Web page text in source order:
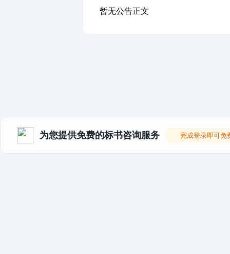
暂无公告正文
为您提供免费的标书咨询服务 完成登录即可免